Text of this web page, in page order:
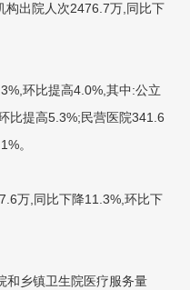
出院人次2476.7万,同比下
环比提高4.0%,其中:公立
比提高5.3%;民营医院341.6
。
万,同比下降11.3%,环比下
和乡镇卫生院医疗服务量